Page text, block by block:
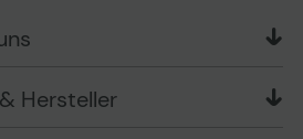
Hersteller